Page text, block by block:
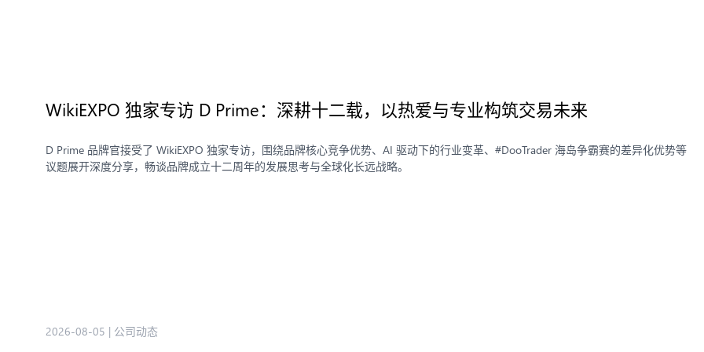
2026-08-05 | 公司动态
WikiEXPO 独家专访 D Prime：深耕十二载，以热爱与专业构筑交易未来
D Prime 品牌官接受了 WikiEXPO 独家专访，围绕品牌核心竞争优势、AI 驱动下的行业变革、#DooTrader 海岛争霸赛的差异化优势等
议题展开深度分享，畅谈品牌成立十二周年的发展思考与全球化长远战略。